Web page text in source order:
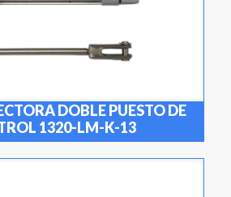
DOBLE PUESTO DE
1320-LM-K-13